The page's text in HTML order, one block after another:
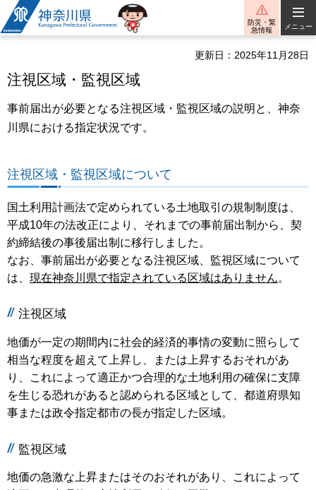
神奈川県
防災・緊
急情報
メニュー
更新日：2025年11月28日
注視区域・監視区域
事前届出が必要となる注視区域・監視区域の説明と、神奈
川県における指定状況です。
注視区域・監視区域について
国土利用計画法で定められている土地取引の規制制度は、
平成10年の法改正により、それまでの事前届出制から、契
約締結後の事後届出制に移行しました。
なお、事前届出が必要となる注視区域、監視区域について
は、 現在神奈川県で指定されている区域はありません。
注視区域
地価が一定の期間内に社会的経済的事情の変動に照らして
相当な程度を超えて上昇し、または上昇するおそれがあ
り、これによって適正かつ合理的な土地利用の確保に支障
を生じる恐れがあると認められる区域として、都道府県知
事または政令指定都市の長が指定した区域。
監視区域
地価の急激な上昇またはそのおそれがあり、これによって